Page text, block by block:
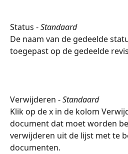
Status - Standaard
De naam van de gedeelde
toegepast op de gedeelde
Verwijderen - Standaard
Klik op de x in de kolom
document dat moet worden
verwijderen uit de lijst met te
documenten.